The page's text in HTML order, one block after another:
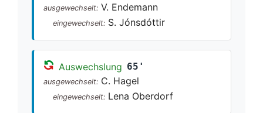
ausgewechselt: V. Endemann
eingewechselt: S. Jónsdóttir
Auswechslung 65'
ausgewechselt: C. Hagel
eingewechselt: Lena Oberdorf